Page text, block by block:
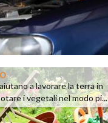
a lavorare la terra in
i vegetali nel modo pi...